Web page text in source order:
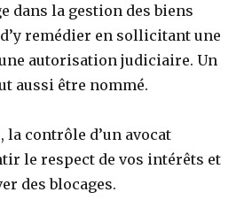
dans la gestion des biens
remédier en sollicitant une
autorisation judiciaire. Un
aussi être nommé.
la contrôle d’un avocat
le respect de vos intérêts et
des blocages.